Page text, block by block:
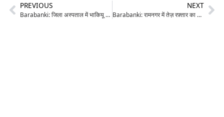
PREVIOUS
Barabanki: जिला अस्पताल में भाकियू टिकैत के नेतृत्व में रक्तदान शिविर का आयोजन, 15 किसान बने महादानी
NEXT
Barabanki: रामनगर में तेज़ रफ़्तार का कहर, तीन बाइकों की जोरदार भिड़ंत; दो सिपाहियों व महिला समेत 6 घायल, हालत गंभीर